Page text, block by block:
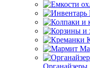
Органайзеры